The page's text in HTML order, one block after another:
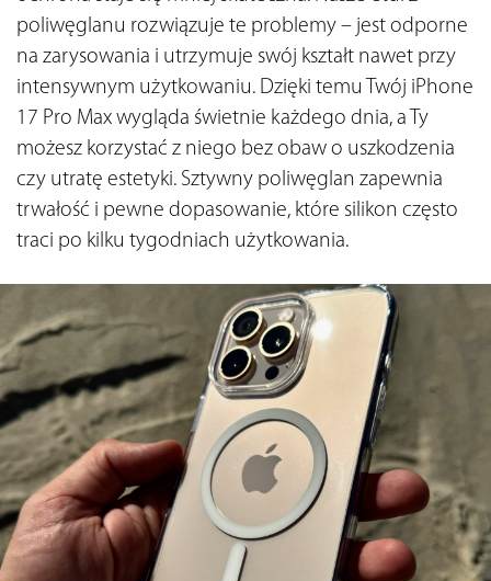
poliwęglanu rozwiązuje te problemy – jest odporne
na zarysowania i utrzymuje swój kształt nawet przy
intensywnym użytkowaniu. Dzięki temu Twój iPhone
17 Pro Max wygląda świetnie każdego dnia, a Ty
możesz korzystać z niego bez obaw o uszkodzenia
czy utratę estetyki. Sztywny poliwęglan zapewnia
trwałość i pewne dopasowanie, które silikon często
traci po kilku tygodniach użytkowania.